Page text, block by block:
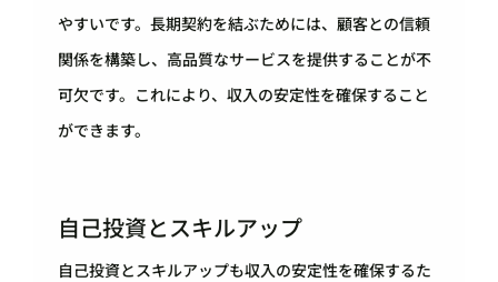
やすいです。長期契約を結ぶためには、顧客との信頼
関係を構築し、高品質なサービスを提供することが不
可欠です。これにより、収入の安定性を確保すること
ができます。
自己投資とスキルアップ
自己投資とスキルアップも収入の安定性を確保するた